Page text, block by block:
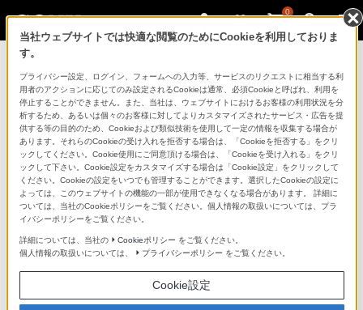
0
製品を安全に、安心してご使用いただ
くために
日常の清掃・点検が大切です。安全のため取扱説明書を
よく読みましょう。
製品に関する重要なお知らせ
安全で上手な使いかた
愛情点検のおすすめ
当社ウェブサイトでは快適な閲覧のためにCookieを利用しておりま
す。
プライバシー設定、ログイン、フォームへの入力等、サービスのリクエストに相当する利
用者のアクションに応じてのみ設定されるCookieは通常、必須Cookieと呼ばれ、利用を
停止することができません。また、当社は、ウェブサイトにおけるお客様の利用状況を分
析するため、あるいは個々のお客様に対してよりカスタマイズされたサービス・広告を提
供する等の目的のため、Cookieおよび類似技術を使用して一定の情報を収集する場合が
あります。それらのCookieの受け入れを拒否する場合は、「Cookieを拒否する」をクリ
ックしてください。Cookie使用にご同意頂ける場合は、「Cookieを受け入れる」をクリ
ックして下さい。Cookie設定をカスタマイズする場合は「Cookie設定」をクリックして
ください。Cookieの設定をいつでも管理することができます。選択したCookieの設定に
よっては、このウェブサイトの機能の一部が使用できなくなる場合があります。 詳細に
ついては、当社のCookieポリシーをご覧ください。個人情報の取扱いについては、プラ
イバシーポリシーをご覧ください。
詳細については、当社の Cookieポリシー をご覧ください。
個人情報の取扱いについては、
プライバシーポリシー をご覧ください。
Cookie設定